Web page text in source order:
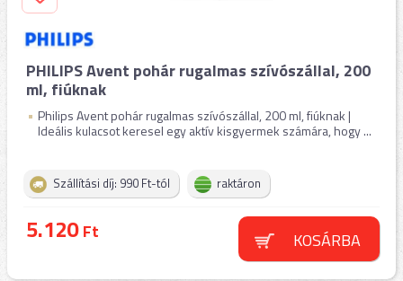
PHILIPS Avent pohár rugalmas szívószállal, 200
ml, fiúknak
Philips Avent pohár rugalmas szívószállal, 200 ml, fiúknak |
Ideális kulacsot keresel egy aktív kisgyermek számára, hogy ...
Szállítási díj: 990 Ft-tól raktáron
5.120Ft KOSÁRBA